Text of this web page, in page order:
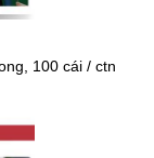
100 cái / ctn